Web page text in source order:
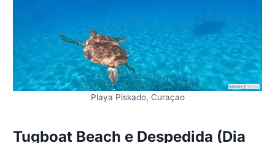
Playa Piskado, Curaçao
Tugboat Beach e Despedida (Dia